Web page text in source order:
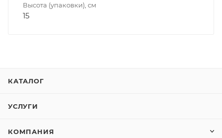
Высота (упаковки), см
15
КАТАЛОГ
УСЛУГИ
КОМПАНИЯ